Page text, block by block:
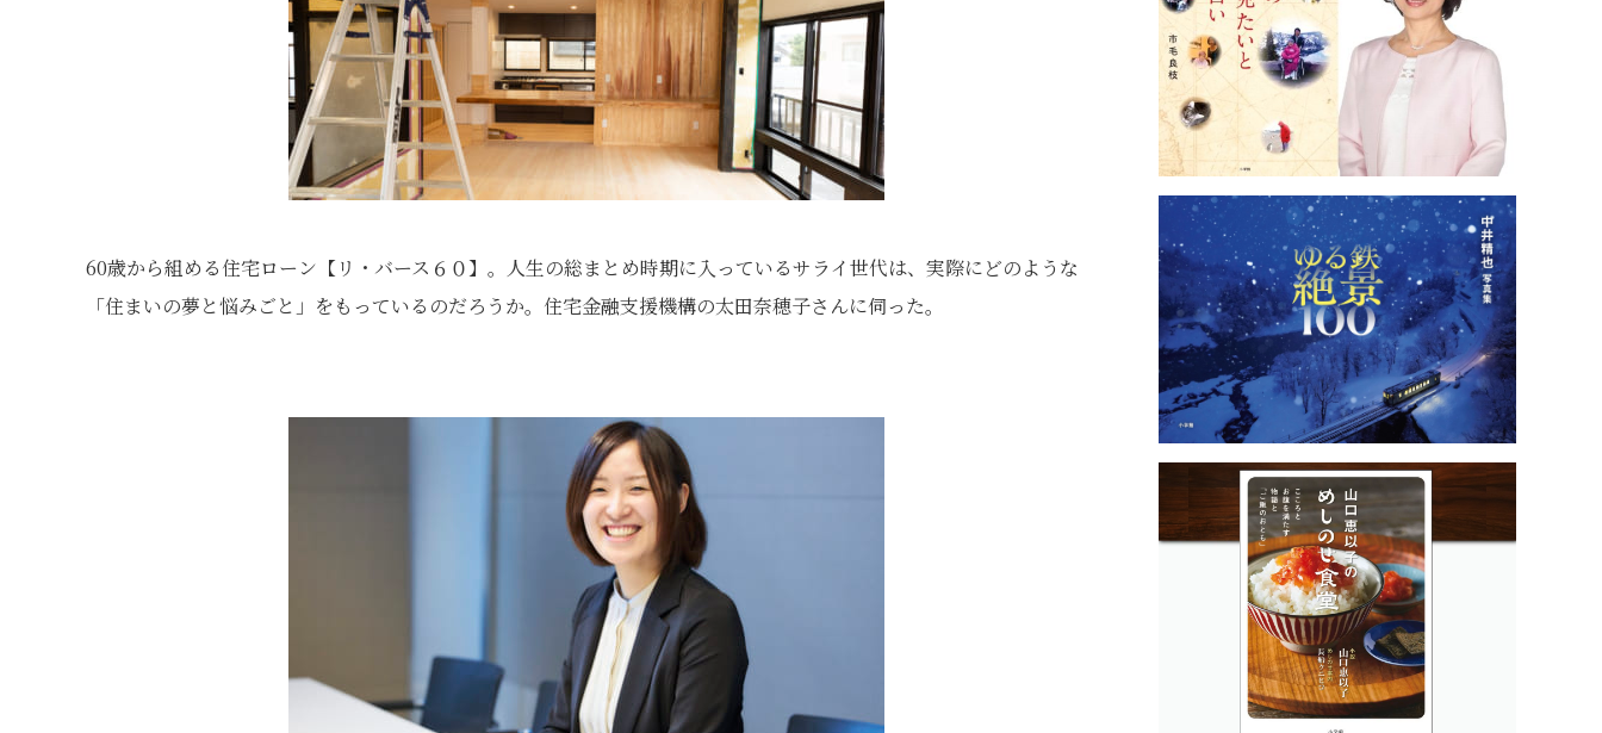
60歳から組める住宅ローン【リ・バース６０】。人生の総まとめ時期に入っているサライ世代は、実際にどのような
「住まいの夢と悩みごと」をもっているのだろうか。住宅金融支援機構の太田奈穂子さんに伺った。